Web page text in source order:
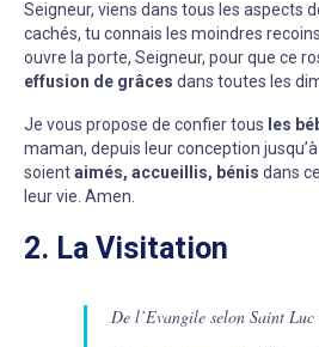
Seigneur, viens dans tous les aspects
cachés, tu connais les moindres
ouvre la porte, Seigneur, pour que ce
effusion de grâces dans toutes les
Je vous propose de confier tous les
maman, depuis leur conception
soientaimés, accueillis, bénis dans
leur vie. Amen.
2. La Visitation
De l’Evangile selon Saint Luc